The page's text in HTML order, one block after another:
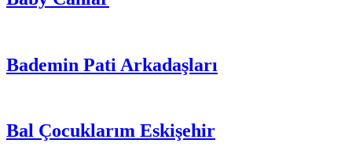
Bademin Pati Arkadaşları
Bal Çocuklarım Eskişehir